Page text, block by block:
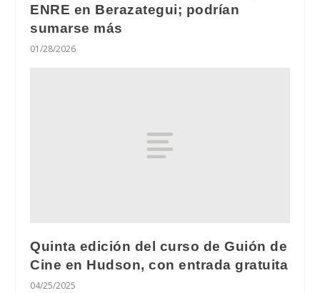
ENRE en Berazategui; podrían
sumarse más
01/28/2026
Quinta edición del curso de Guión de
Cine en Hudson, con entrada gratuita
04/25/2025